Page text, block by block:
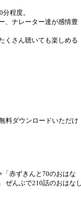
程度。
、ナレーター達が感情豊
くさん聴いても楽しめる
料ダウンロードいただけ
「赤ずきんと70のおはな
ぜんぶで210話のおはな